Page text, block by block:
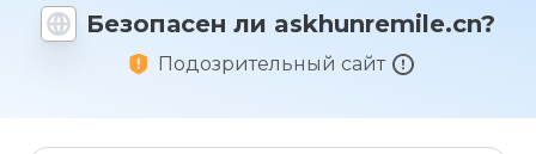
Безопасен ли askhunremile.cn?
Подозрительный сайт